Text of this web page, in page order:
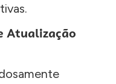
Atualização